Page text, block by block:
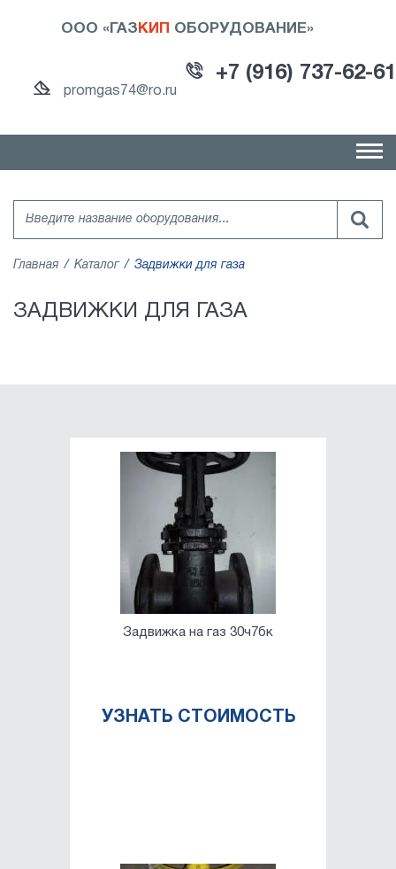
ООО «ГАЗ КИП ОБОРУДОВАНИЕ»
+7 (916) 737-62-61
promgas74@ro.ru
Главная Каталог Задвижки для газа
ЗАДВИЖКИ ДЛЯ ГАЗА
Задвижка на газ 30ч7бк
УЗНАТЬ СТОИМОСТЬ